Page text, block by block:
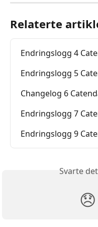
Relaterte
Endringslogg 4
Endringslogg 5
Changelog 6
Endringslogg 7
Endringslogg 9
Svarte
😞